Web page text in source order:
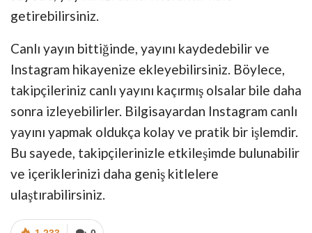
getirebilirsiniz.
Canlı yayın bittiğinde, yayını kaydedebilir ve
Instagram hikayenize ekleyebilirsiniz. Böylece,
takipçileriniz canlı yayını kaçırmış olsalar bile daha
sonra izleyebilirler. Bilgisayardan Instagram canlı
yayını yapmak oldukça kolay ve pratik bir işlemdir.
Bu sayede, takipçilerinizle etkileşimde bulunabilir
ve içeriklerinizi daha geniş kitlelere
ulaştırabilirsiniz.